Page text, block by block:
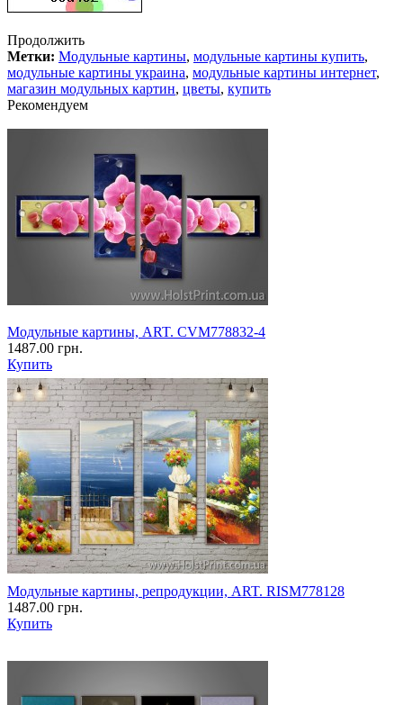
Продолжить
Метки: Модульные картины, модульные картины купить,
модульные картины украина, модульные картины интернет,
магазин модульных картин, цветы, купить
Рекомендуем
Модульные картины, ART. CVM778832-4
1487.00 грн.
Купить
Модульные картины, репродукции, ART. RISM778128
1487.00 грн.
Купить